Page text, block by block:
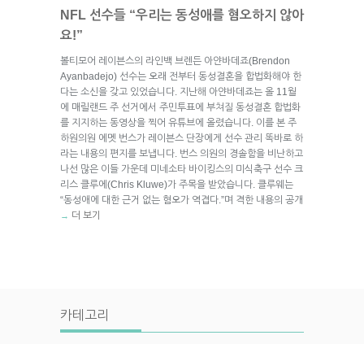
NFL 선수들 “우리는 동성애를 혐오하지 않아
요!”
볼티모어 레이븐스의 라인백 브렌든 아얀바데죠(Brendon
Ayanbadejo) 선수는 오래 전부터 동성결혼을 합법화해야 한
다는 소신을 갖고 있었습니다. 지난해 아얀바데죠는 올 11월
에 매릴랜드 주 선거에서 주민투표에 부쳐질 동성결혼 합법화
를 지지하는 동영상을 찍어 유튜브에 올렸습니다. 이를 본 주
하원의원 에멧 번스가 레이븐스 단장에게 선수 관리 똑바로 하
라는 내용의 편지를 보냅니다. 번스 의원의 경솔함을 비난하고
나선 많은 이들 가운데 미네소타 바이킹스의 미식축구 선수 크
리스 클루에(Chris Kluwe)가 주목을 받았습니다. 클루웨는
“동성애에 대한 근거 없는 혐오가 역겹다.”며 격한 내용의 공개
→ 더 보기
카테고리